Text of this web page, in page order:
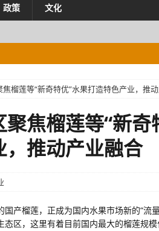
政策 文化
榴莲等“新奇特优”水果打造特色产业，推
焦榴莲等“新奇
推动产业融合
产榴莲，正成为国内水果市场新的“流
区，这里有着目前国内最大的榴莲规模